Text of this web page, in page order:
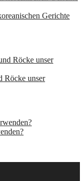
Gerichte
Röcke unser